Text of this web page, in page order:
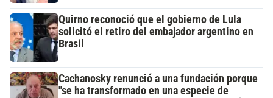
Quirno reconoció que el gobierno de Lula
solicitó el retiro del embajador argentino en
Brasil
Cachanosky renunció a una fundación porque
"se ha transformado en una especie de